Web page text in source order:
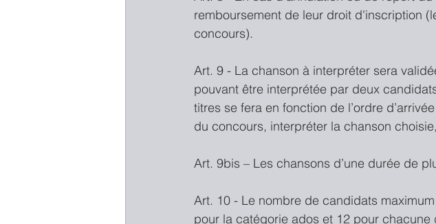
remboursement de leur droit d'inscription
concours).
Art. 9 - La chanson à interpréter sera
pouvant être interprétée par deux
titres se fera en fonction de l’ordre
du concours, interpréter la chanson
Art. 9bis – Les chansons d’une durée de
Art. 10 - Le nombre de candidats
pour la catégorie ados et 12 pour